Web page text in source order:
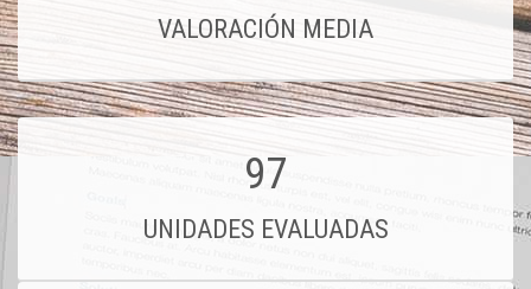
VALORACIÓN MEDIA
97
UNIDADES EVALUADAS